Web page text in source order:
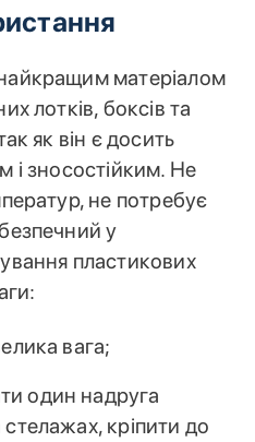
матеріалом
лотків, боксів та
як він є досить
і зносостійким. Не
не потребує
у
пластикових
вага;
один надруга
кріпити до